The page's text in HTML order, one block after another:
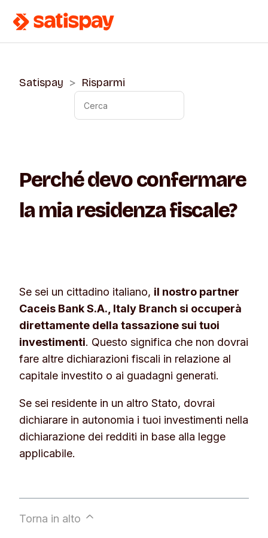
Satispay Risparmi
Perché devo confermare
la mia residenza fiscale?
Se sei un cittadino italiano, il nostro partner
Caceis Bank S.A., Italy Branch si occuperà
direttamente della tassazione sui tuoi
investimenti. Questo significa che non dovrai
fare altre dichiarazioni fiscali in relazione al
capitale investito o ai guadagni generati.
Se sei residente in un altro Stato, dovrai
dichiarare in autonomia i tuoi investimenti nella
dichiarazione dei redditi in base alla legge
applicabile.
Torna in alto